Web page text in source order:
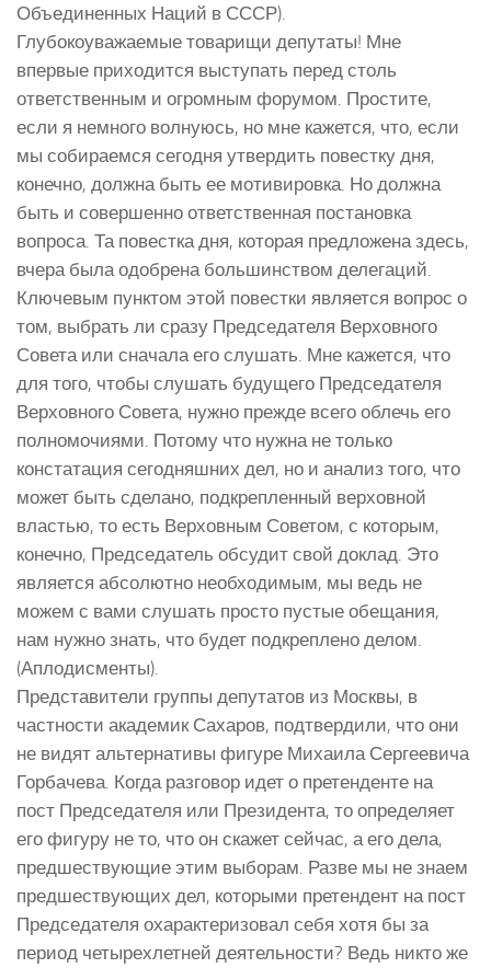
Объединенных Наций в СССР).
Глубокоуважаемые товарищи депутаты! Мне
впервые приходится выступать перед столь
ответственным и огромным форумом. Простите,
если я немного волнуюсь, но мне кажется, что, если
мы собираемся сегодня утвердить повестку дня,
конечно, должна быть ее мотивировка. Но должна
быть и совершенно ответственная постановка
вопроса. Та повестка дня, которая предложена здесь,
вчера была одобрена большинством делегаций.
Ключевым пунктом этой повестки является вопрос о
том, выбрать ли сразу Председателя Верховного
Совета или сначала его слушать. Мне кажется, что
для того, чтобы слушать будущего Председателя
Верховного Совета, нужно прежде всего облечь его
полномочиями. Потому что нужна не только
констатация сегодняшних дел, но и анализ того, что
может быть сделано, подкрепленный верховной
властью, то есть Верховным Советом, с которым,
конечно, Председатель обсудит свой доклад. Это
является абсолютно необходимым, мы ведь не
можем с вами слушать просто пустые обещания,
нам нужно знать, что будет подкреплено делом.
(Аплодисменты).
Представители группы депутатов из Москвы, в
частности академик Сахаров, подтвердили, что они
не видят альтернативы фигуре Михаила Сергеевича
Горбачева. Когда разговор идет о претенденте на
пост Председателя или Президента, то определяет
его фигуру не то, что он скажет сейчас, а его дела,
предшествующие этим выборам. Разве мы не знаем
предшествующих дел, которыми претендент на пост
Председателя охарактеризовал себя хотя бы за
период четырехлетней деятельности? Ведь никто же